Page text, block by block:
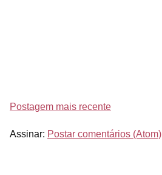
Postagem mais recente
Assinar: Postar comentários (Atom)